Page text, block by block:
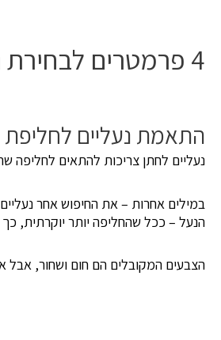
4 פרמטרים לבחירת נעלי חתן
התאמת נעליים לחליפת
נעליים לחתן צריכות להתאים לחליפה
במילים אחרות – את החיפוש אחר
הנעל – ככל שהחליפה יותר יוקרתית,
הצבעים המקובלים הם חום ושחור, אבל